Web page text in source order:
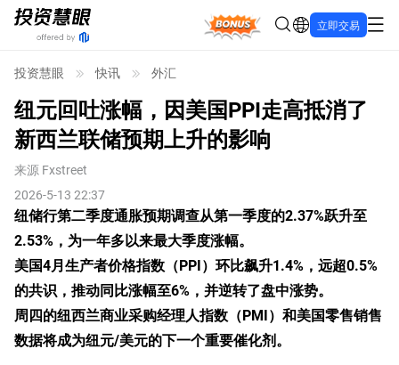
Bonus 立即交易
投资慧眼 快讯 外汇
纽元回吐涨幅，因美国PPI走高抵消了
新西兰联储预期上升的影响
来源 Fxstreet
2026-5-13 22:37
纽储行第二季度通胀预期调查从第一季度的2.37%跃升至
2.53%，为一年多以来最大季度涨幅。
美国4月生产者价格指数（PPI）环比飙升1.4%，远超0.5%
的共识，推动同比涨幅至6%，并逆转了盘中涨势。
周四的纽西兰商业采购经理人指数（PMI）和美国零售销售
数据将成为纽元/美元的下一个重要催化剂。